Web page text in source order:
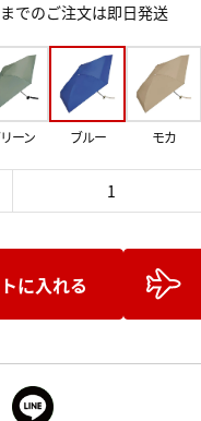
でのご注文は即日発送
ーン ブルー モカ
に入れる